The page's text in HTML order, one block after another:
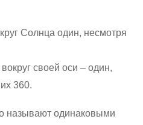
Солнца один, несмотря
своей оси – один,
360.
называют одинаковыми